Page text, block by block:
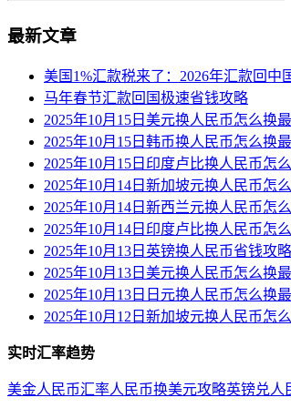
最新文章
美国1%汇款税来了：2026年汇款回中
马年春节汇款回国极速省钱攻略
2025年10月15日美元换人民币怎么换最
2025年10月15日韩币换人民币怎么换最
2025年10月15日印度卢比换人民币怎
2025年10月14日新加坡元换人民币怎
2025年10月14日新西兰元换人民币怎
2025年10月14日印度卢比换人民币怎
2025年10月13日英镑换人民币省钱攻
2025年10月13日美元换人民币怎么换最
2025年10月13日日元换人民币怎么换
2025年10月12日新加坡元换人民币怎
实时汇率趋势
美金人民币汇率人民币换美元攻略英镑兑人